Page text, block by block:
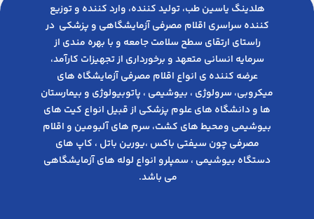
هلدینگ یاسین طب، تولید کننده، وارد کننده و توزیع
کننده سراسری اقلام مصرفی آزمایشگاهی و پزشکی در
راﺳﺘﺎی ارﺗﻘﺎی ﺳﻄﺢ ﺳﻼﻣﺖ ﺟﺎﻣﻌﻪ و ﺑﺎ ﺑﻬﺮه ﻣﻨﺪی از
ﺳﺮﻣﺎﯾﻪ انسانی متعهد و ﺑﺮﺧﻮرداری از ﺗﺠﻬﯿﺰات ﮐﺎرآﻣﺪ،
عرضه کننده ی انواع اﻗﻼم مصرفی آزﻣﺎﯾﺸﮕﺎه های
میکروبی، ﺳﺮوﻟﻮژی ، ﺑﯿﻮﺷﯿﻤﯽ ، پاتوبیولوژی و بیمارستان
ها و دانشگاه های علوم پزشکی از قبیل انواع کیت های
بیوشیمی ومحیط های کشت، سرم های آلبومین و اقلام
مصرفی چون سیفتی باکس ،یورین باتل ، کاپ های
دستگاه بیوشیمی ، سمپلرو انواع لوله های آزمایشگاهی
می باشد.